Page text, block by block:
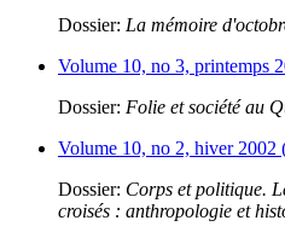
Dossier: La mémoire
Volume 10, no 3, printemps
Dossier: Folie et société au
Volume 10, no 2, hiver 2002
Dossier: Corps et politique.
croisés : anthropologie et